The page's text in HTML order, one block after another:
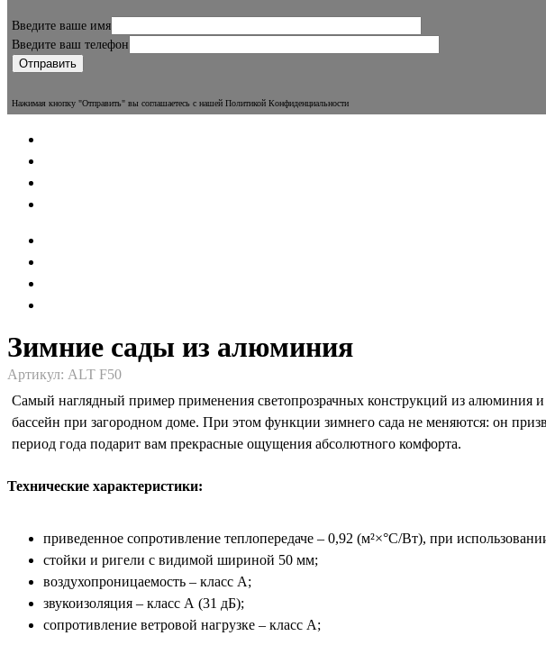
Введите ваше имя
Введите ваш телефон
Нажимая кнопку "Отправить" вы соглашаетесь с нашей Политикой Конфиденциальности
Зимние сады из алюминия
Артикул: ALT F50
Самый наглядный пример применения светопрозрачных конструкций из алюминия
бассейн при загородном доме. При этом функции зимнего сада не меняются: он
период года подарит вам прекрасные ощущения абсолютного комфорта.
Технические характеристики:
приведенное сопротивление теплопередаче – 0,92 (м²×°С/Вт), при
стойки и ригели с видимой шириной 50 мм;
воздухопроницаемость – класс А;
звукоизоляция – класс А (31 дБ);
сопротивление ветровой нагрузке – класс А;